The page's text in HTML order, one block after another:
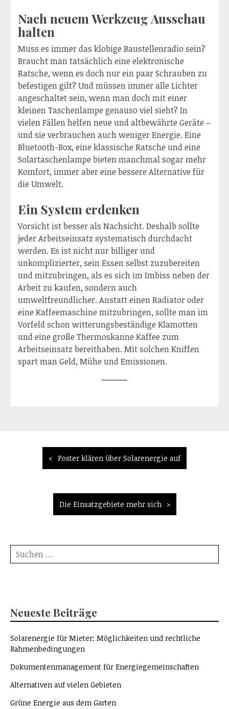
Nach neuem Werkzeug Ausschau
halten
Muss es immer das klobige Baustellenradio sein?
Braucht man tatsächlich eine elektronische
Ratsche, wenn es doch nur ein paar Schrauben zu
befestigen gilt? Und müssen immer alle Lichter
angeschaltet sein, wenn man doch mit einer
kleinen Taschenlampe genauso viel sieht? In
vielen Fällen helfen neue und altbewährte Geräte –
und sie verbrauchen auch weniger Energie. Eine
Bluetooth-Box, eine klassische Ratsche und eine
Solartaschenlampe bieten manchmal sogar mehr
Komfort, immer aber eine bessere Alternative für
die Umwelt.
Ein System erdenken
Vorsicht ist besser als Nachsicht. Deshalb sollte
jeder Arbeitseinsatz systematisch durchdacht
werden. Es ist nicht nur billiger und
unkomplizierter, sein Essen selbst zuzubereiten
und mitzubringen, als es sich im Imbiss neben der
Arbeit zu kaufen, sondern auch
umweltfreundlicher. Anstatt einen Radiator oder
eine Kaffeemaschine mitzubringen, sollte man im
Vorfeld schon witterungsbeständige Klamotten
und eine große Thermoskanne Kaffee zum
Arbeitseinsatz bereithaben. Mit solchen Kniffen
spart man Geld, Mühe und Emissionen.
BeitragsnavigationPoster klären über Solarenergie auf
Die Einsatzgebiete mehr sich
Suche
nach:
Neueste Beiträge
Solarenergie für Mieter: Möglichkeiten und rechtliche
Rahmenbedingungen
Dokumentenmanagement für Energiegemeinschaften
Alternativen auf vielen Gebieten
Grüne Energie aus dem Garten